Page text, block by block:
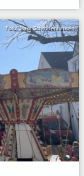
Foto: Stadt Schrobenhausen